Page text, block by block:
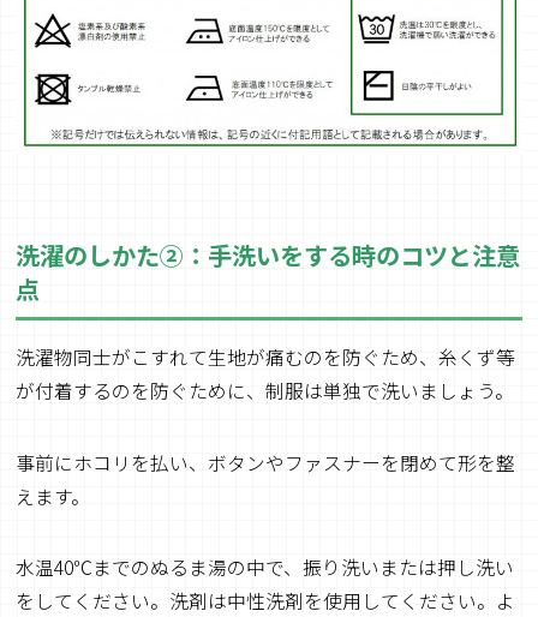
洗濯のしかた②：手洗いをする時のコツと注意
点
洗濯物同士がこすれて生地が痛むのを防ぐため、糸くず等
が付着するのを防ぐために、制服は単独で洗いましょう。
事前にホコリを払い、ボタンやファスナーを閉めて形を整
えます。
水温40℃までのぬるま湯の中で、振り洗いまたは押し洗い
をしてください。洗剤は中性洗剤を使用してください。よ